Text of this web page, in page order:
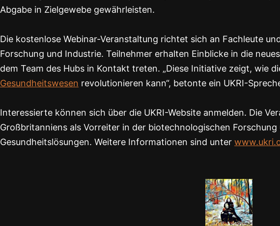
Abgabe in Zielgewebe gewährleisten.
Die kostenlose Webinar-Veranstaltung richtet sich an Fachleute
Forschung und Industrie. Teilnehmer erhalten Einblicke in die
dem Team des Hubs in Kontakt treten. „Diese Initiative zeigt, wie
Gesundheitswesen revolutionieren kann“, betonte ein UKRI-
Interessierte können sich über die UKRI-Website anmelden. Die
Großbritanniens als Vorreiter in der biotechnologischen
Gesundheitslösungen. Weitere Informationen sind unter